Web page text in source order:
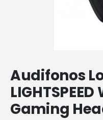
Audifonos
Gaming